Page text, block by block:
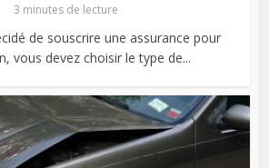
3 minutes de lecture
de souscrire une assurance pour
vous devez choisir le type de...